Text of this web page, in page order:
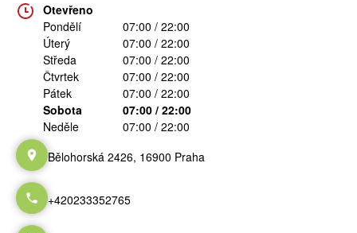
Otevřeno
Pondělí
07:00 / 22:00
Úterý
07:00 / 22:00
Středa
07:00 / 22:00
Čtvrtek
07:00 / 22:00
Pátek
07:00 / 22:00
Sobota
07:00 / 22:00
Neděle
07:00 / 22:00
Bělohorská 2426, 16900 Praha
+420233352765